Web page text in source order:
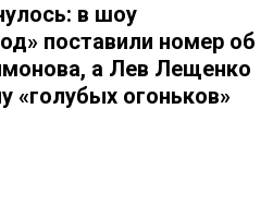
в шоу
поставили номер об
а Лев Лещенко
«голубых огоньков»